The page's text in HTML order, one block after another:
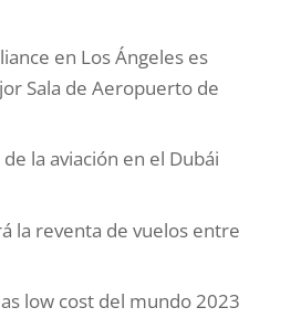
en Los Ángeles es
Sala de Aeropuerto de
la aviación en el Dubái
la reventa de vuelos entre
low cost del mundo 2023